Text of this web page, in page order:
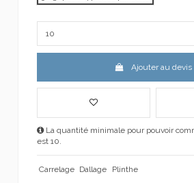
Ajouter au devis
La quantité minimale pour pouvoir
est 10.
Carrelage Dallage Plinthe